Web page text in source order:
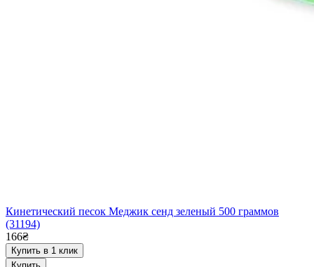
Кинетический песок Меджик сенд зеленый 500 граммов
(31194)
166₴
Купить в 1 клик